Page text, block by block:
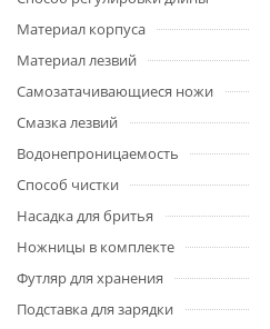
Материал корпуса
Материал лезвий
Самозатачивающиеся ножи
Смазка лезвий
Водонепроницаемость
Способ чистки
Насадка для бритья
Ножницы в комплекте
Футляр для хранения
Подставка для зарядки